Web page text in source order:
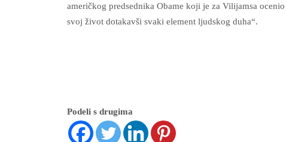
američkog predsednika Obame koji je za Vilijamsa
svoj život dotakavši svaki element ljudskog duha“.
Podeli s drugima